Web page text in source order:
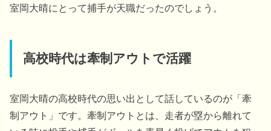
室岡大晴にとって捕手が天職だったのでしょう。
高校時代は牽制アウトで活躍
室岡大晴の高校時代の思い出として話しているのが「牽
制アウト」です。牽制アウトとは、走者が塁から離れて